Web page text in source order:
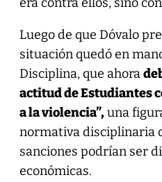
Luego de que Dóvalo
situación quedó en
Disciplina, que ahora
actitud de Estudiantes
a la violencia”,una
normativa disciplinaria
sanciones podrían ser
económicas.